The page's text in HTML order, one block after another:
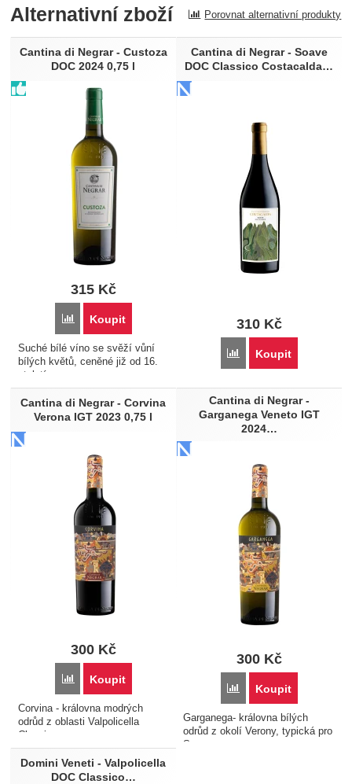
Recenze
Nebyla přidána žádná recenze.
Alternativní zboží Porovnat alternativní produkty
Cantina di Negrar - Custoza
DOC 2024 0,75 l
315 Kč
Porovnat
Koupit
Suché bílé víno se svěží vůní
bílých květů, ceněné již od 16.
století
Cantina di Negrar - Soave
DOC Classico Costacalda…
310 Kč
Porovnat
Koupit
Cantina di Negrar - Corvina
Verona IGT 2023 0,75 l
300 Kč
Porovnat
Koupit
Corvina - královna modrých
odrůd z oblasti Valpolicella
Classica
Cantina di Negrar -
Garganega Veneto IGT
2024…
300 Kč
Porovnat
Koupit
Garganega- královna bílých
odrůd z okolí Verony, typická pro
Soave
Domini Veneti - Valpolicella
DOC Classico…